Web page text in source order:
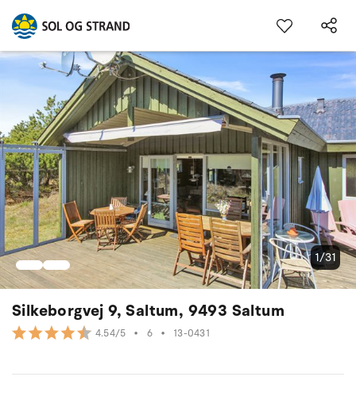
Silkeborgvej 9, Saltum, 9493 Saltum
4.54/5 • 6 • 13-0431
1/31